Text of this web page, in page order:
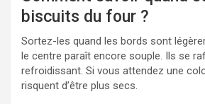
biscuits du four ?
Sortez-les quand les bords sont
le centre paraît encore souple. Ils se
refroidissant. Si vous attendez une
risquent d’être plus secs.